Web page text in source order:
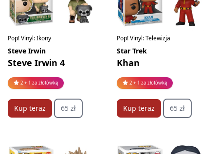
Pop! Vinyl: Ikony
Steve Irwin
Steve Irwin 4
2 + 1 za złotówkę
Kup teraz 65 zł
Pop! Vinyl: Telewizja
Star Trek
Khan
2 + 1 za złotówkę
Kup teraz 65 zł